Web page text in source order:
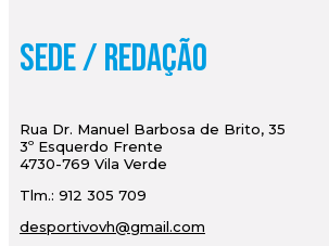
Sede / Redação
Rua Dr. Manuel Barbosa de Brito, 35
3º Esquerdo Frente
4730-769 Vila Verde
Tlm.: 912 305 709
desportivovh@gmail.com